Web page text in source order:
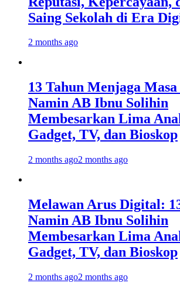
Saing Sekolah di Era
2 months ago
13 Tahun Menjaga
Namin AB Ibnu Solihin
Membesarkan Lima
Gadget, TV, dan Bioskop
2 months ago2 months ago
Melawan Arus Digital:
Namin AB Ibnu Solihin
Membesarkan Lima
Gadget, TV, dan Bioskop
2 months ago2 months ago